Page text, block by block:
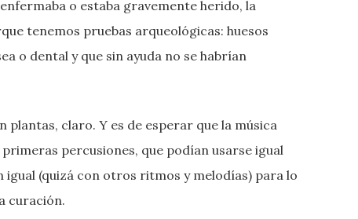
o estaba gravemente herido, la
tenemos pruebas arqueológicas: huesos
o dental y que sin ayuda no se habrían
claro. Y es de esperar que la música
percusiones, que podían usarse igual
igual (quizá con otros ritmos y melodías) para lo
curación.